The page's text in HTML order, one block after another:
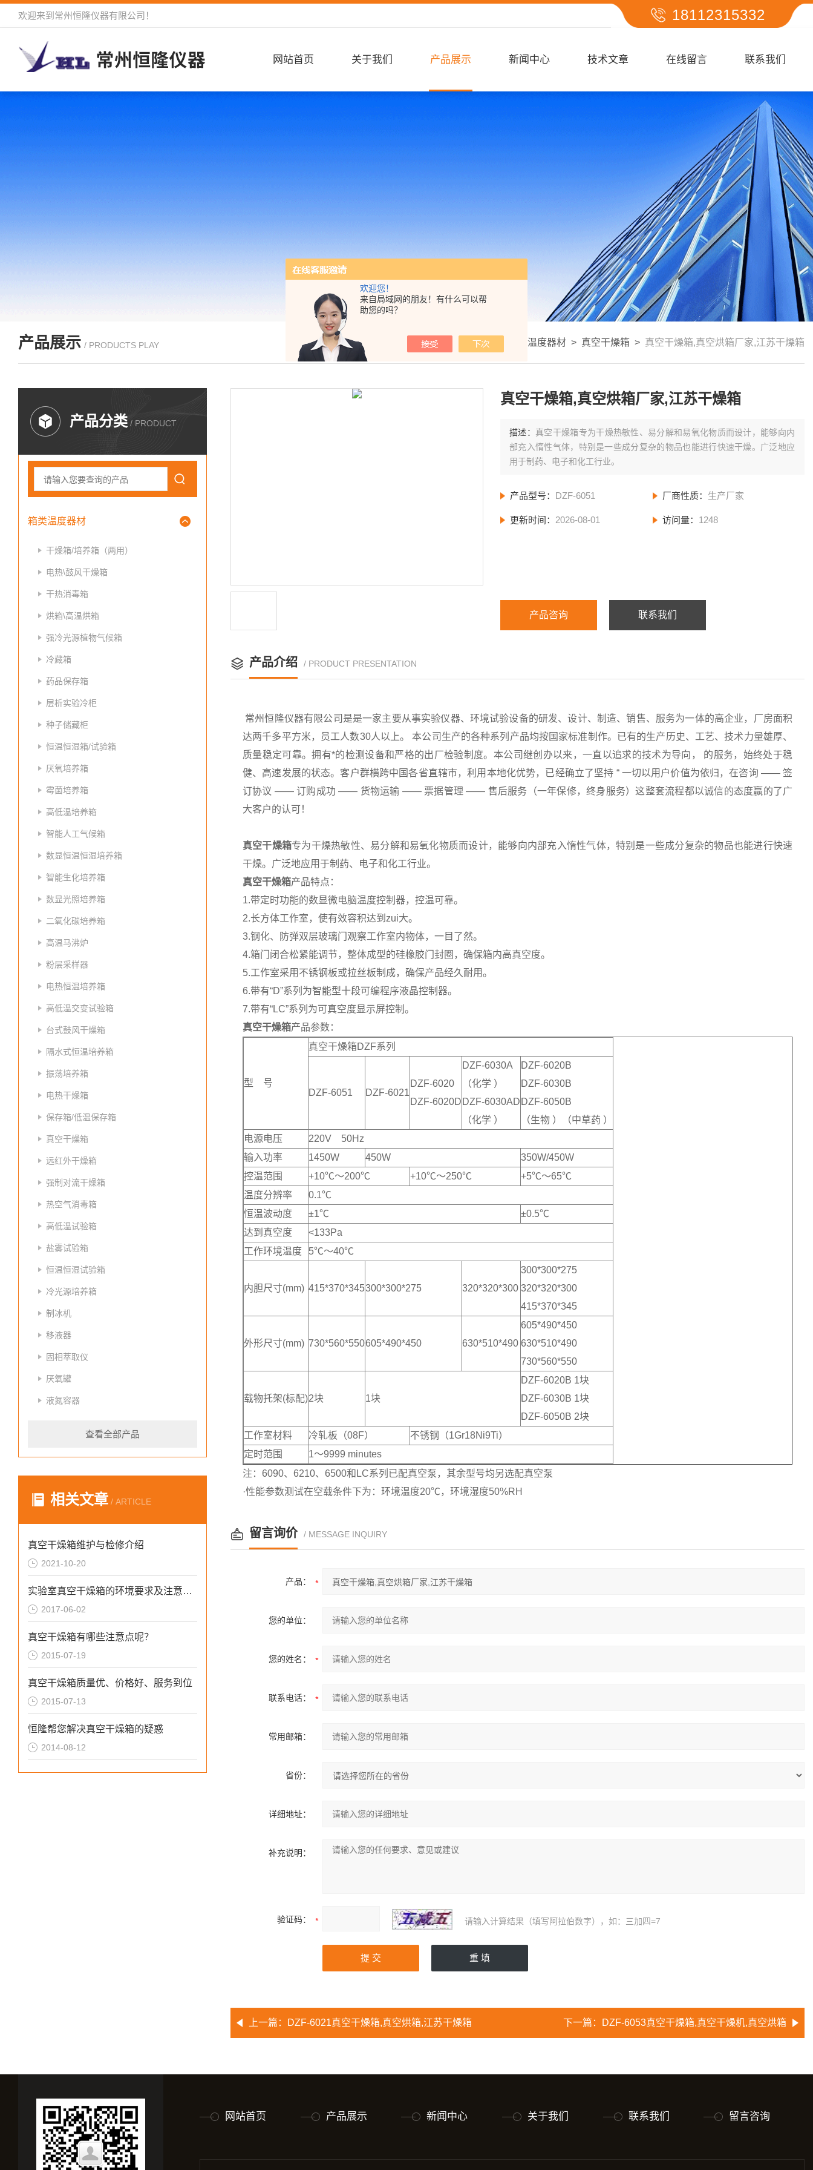
欢迎您！
来自局域网的朋友！有什么可以帮
助您的吗？
欢迎来到 常州恒隆仪器有限公司 ！ 18112315332
网站首页 关于我们 产品展示 新闻中心 技术文章 在线留言 联系我们
产品展示 / PRODUCTS PLAY 首页 产品展示 箱类温度器材 > 真空干燥箱 > 真空干燥箱,真空烘箱厂家,江苏干燥箱
产品分类 / PRODUCT
箱类温度器材
干燥箱/培养箱（两用）
电热\鼓风干燥箱
干热消毒箱
烘箱\高温烘箱
强冷光源植物气候箱
冷藏箱
药品保存箱
层析实验冷柜
种子储藏柜
恒温恒湿箱/试验箱
厌氧培养箱
霉菌培养箱
高低温培养箱
智能人工气候箱
数显恒温恒湿培养箱
智能生化培养箱
数显光照培养箱
二氧化碳培养箱
高温马沸炉
粉层采样器
电热恒温培养箱
高低温交变试验箱
台式鼓风干燥箱
隔水式恒温培养箱
振荡培养箱
电热干燥箱
保存箱/低温保存箱
真空干燥箱
远红外干燥箱
强制对流干燥箱
热空气消毒箱
高低温试验箱
盐雾试验箱
恒温恒湿试验箱
冷光源培养箱
制冰机
移液器
固相萃取仪
厌氧罐
液氮容器
查看全部产品
相关文章 / ARTICLE
真空干燥箱维护与检修介绍
2021-10-20
实验室真空干燥箱的环境要求及注意事项
2017-06-02
真空干燥箱有哪些注意点呢？
2015-07-19
真空干燥箱质量优、价格好、服务到位
2015-07-13
恒隆帮您解决真空干燥箱的疑惑
2014-08-12
真空干燥箱,真空烘箱厂家,江苏干燥箱
描述： 真空干燥箱专为干燥热敏性、易分解和易氧化物质而设计，能够向内
部充入惰性气体，特别是一些成分复杂的物品也能进行快速干燥。广泛地应
用于制药、电子和化工行业。
产品型号： DZF-6051 厂商性质： 生产厂家
更新时间： 2026-08-01 访问量： 1248
产品咨询 联系我们
产品介绍 / PRODUCT PRESENTATION
常州恒隆仪器有限公司是是一家主要从事实验仪器、环境试验设备的研发、设计、制造、销售、服务为一体的高企业，厂房面积
达两千多平方米，员工人数30人以上。 本公司生产的各种系列产品均按国家标准制作。已有的生产历史、工艺、技术力量雄厚、
质量稳定可靠。拥有*的检测设备和严格的出厂检验制度。本公司继创办以来，一直以追求的技术为导向， 的服务，始终处于稳
健、高速发展的状态。客户群横跨中国各省直辖市，利用本地化优势，已经确立了坚持 “ 一切以用户价值为依归，在咨询 —— 签
订协议 —— 订购成功 —— 货物运输 —— 票据管理 —— 售后服务（一年保修，终身服务）这整套流程都以诚信的态度赢的了广
大客户的认可！
真空干燥箱专为干燥热敏性、易分解和易氧化物质而设计，能够向内部充入惰性气体，特别是一些成分复杂的物品也能进行快速
干燥。广泛地应用于制药、电子和化工行业。
真空干燥箱产品特点：
1.带定时功能的数显微电脑温度控制器，控温可靠。
2.长方体工作室，使有效容积达到zui大。
3.钢化、防弹双层玻璃门观察工作室内物体，一目了然。
4.箱门闭合松紧能调节，整体成型的硅橡胶门封圈，确保箱内高真空度。
5.工作室采用不锈钢板或拉丝板制成，确保产品经久耐用。
6.带有“D”系列为智能型十段可编程序液晶控制器。
7.带有“LC”系列为可真空度显示屏控制。
真空干燥箱产品参数：
型 号
真空干燥箱DZF系列
DZF-6051 DZF-6021
DZF-6020
DZF-6020D
DZF-6030A
（化学 ）
DZF-6030AD
（化学 ）
DZF-6020B
DZF-6030B
DZF-6050B
（生物 ）（中草药 ）
电源电压
220V 50Hz
输入功率
1450W 450W
350W/450W
控温范围
+10℃～200℃ +10℃～250℃
+5℃～65℃
温度分辨率
0.1℃
恒温波动度
±1℃
±0.5℃
达到真空度
<133Pa
工作环境温度
5℃～40℃
内胆尺寸(mm) 415*370*345300*300*275 320*320*300
300*300*275
320*320*300
415*370*345
外形尺寸(mm) 730*560*550605*490*450 630*510*490
605*490*450
630*510*490
730*560*550
载物托架(标配)2块 1块
DZF-6020B 1块
DZF-6030B 1块
DZF-6050B 2块
工作室材料
冷轧板（08F）
不锈钢（1Gr18Ni9Ti）
定时范围
1～9999 minutes
注：6090、6210、6500和LC系列已配真空泵，其余型号均另选配真空泵
·性能参数测试在空载条件下为：环境温度20℃，环境湿度50%RH
留言询价 / MESSAGE INQUIRY
产品：
您的单位：
您的姓名：
联系电话：
常用邮箱：
省份：
详细地址：
补充说明：
验证码： 请输入计算结果（填写阿拉伯数字），如：三加四=7
上一篇： DZF-6021真空干燥箱,真空烘箱,江苏干燥箱 下一篇： DZF-6053真空干燥箱,真空干燥机,真空烘箱
网站首页 产品展示 新闻中心 关于我们 联系我们 留言咨询